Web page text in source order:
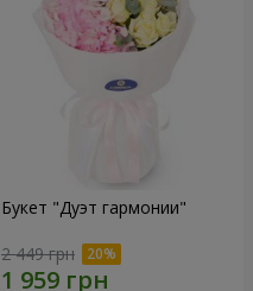
Букет "Дуэт гармонии"
2 449 грн